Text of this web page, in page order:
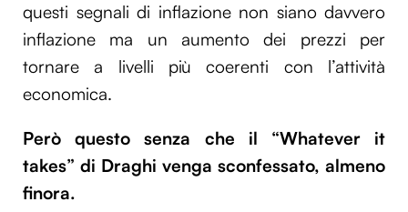
questi segnali di inflazione non siano davvero
inflazione ma un aumento dei prezzi per
tornare a livelli più coerenti con l’attività
economica.
Però questo senza che il “Whatever it
takes” di Draghi venga sconfessato, almeno
finora.